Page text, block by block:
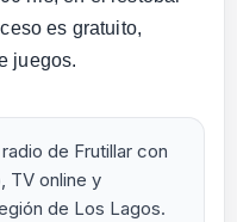
es gratuito,
juegos.
de Frutillar con
TV online y
de Los Lagos.